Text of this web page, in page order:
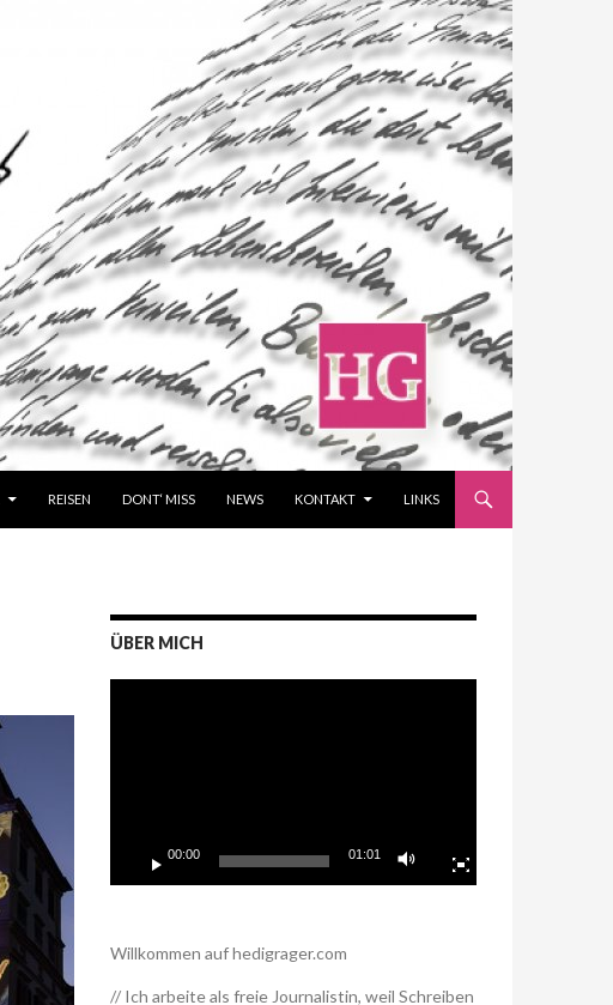
REISEN DONT‘ MISS NEWS KONTAKT LINKS
ÜBER MICH
00:00 01:01
Willkommen auf hedigrager.com
// Ich arbeite als freie Journalistin, weil Schreiben